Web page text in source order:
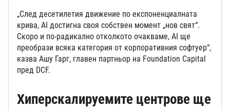
„След десетилетия движение по експоненциалната
крива, AI достигна своя собствен момент „нов свят“.
Скоро и по-радикално отколкото очакваме, AI ще
преобрази всяка категория от корпоративния софтуер“,
казва Ашу Гарг, главен партньор на Foundation Capital
пред DCF.
Хиперскалируемите центрове ще